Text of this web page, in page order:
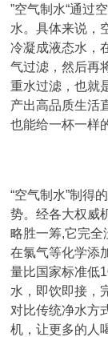
”空气制水“通过
水。具体来说，
冷凝成液态水，
气过滤，然后再
重水过滤，也就
产出高品质生活
也能给一杯一样
“空气制水”制得的
势。经各大权威
略胜一筹,它完全
在氯气等化学添
量比国家标准低
水，即饮即接，
对比传统净水方
机，让更多的人